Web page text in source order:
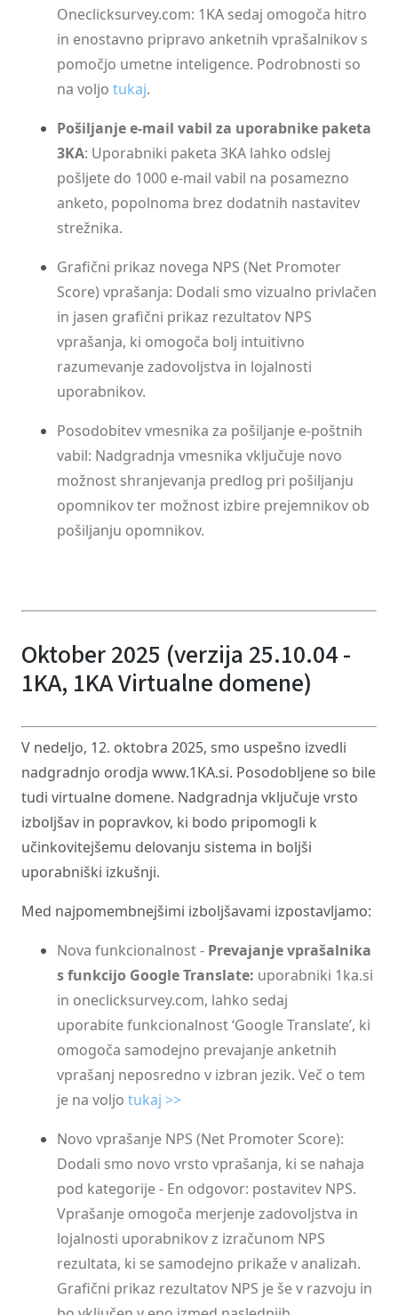
Oneclicksurvey.com: 1KA sedaj omogoča hitro
in enostavno pripravo anketnih vprašalnikov s
pomočjo umetne inteligence. Podrobnosti so
na voljo tukaj.
Pošiljanje e-mail vabil za uporabnike paketa
3KA: Uporabniki paketa 3KA lahko odslej
pošljete do 1000 e-mail vabil na posamezno
anketo, popolnoma brez dodatnih nastavitev
strežnika.
Grafični prikaz novega NPS (Net Promoter
Score) vprašanja: Dodali smo vizualno privlačen
in jasen grafični prikaz rezultatov NPS
vprašanja, ki omogoča bolj intuitivno
razumevanje zadovoljstva in lojalnosti
uporabnikov.
Posodobitev vmesnika za pošiljanje e-poštnih
vabil: Nadgradnja vmesnika vključuje novo
možnost shranjevanja predlog pri pošiljanju
opomnikov ter možnost izbire prejemnikov ob
pošiljanju opomnikov.
Oktober 2025 (verzija 25.10.04 -
1KA, 1KA Virtualne domene)
V nedeljo, 12. oktobra 2025, smo uspešno izvedli
nadgradnjo orodja www.1KA.si. Posodobljene so bile
tudi virtualne domene. Nadgradnja vključuje vrsto
izboljšav in popravkov, ki bodo pripomogli k
učinkovitejšemu delovanju sistema in boljši
uporabniški izkušnji.
Med najpomembnejšimi izboljšavami izpostavljamo:
Nova funkcionalnost - Prevajanje vprašalnika
s funkcijo Google Translate: uporabniki 1ka.si
in oneclicksurvey.com, lahko sedaj
uporabite funkcionalnost ‘Google Translate’, ki
omogoča samodejno prevajanje anketnih
vprašanj neposredno v izbran jezik. Več o tem
je na voljo tukaj >>
Novo vprašanje NPS (Net Promoter Score):
Dodali smo novo vrsto vprašanja, ki se nahaja
pod kategorije - En odgovor: postavitev NPS.
Vprašanje omogoča merjenje zadovoljstva in
lojalnosti uporabnikov z izračunom NPS
rezultata, ki se samodejno prikaže v analizah.
Grafični prikaz rezultatov NPS je še v razvoju in